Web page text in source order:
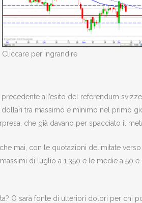
Cliccare per ingrandire
all’esito del referendum
tra massimo e minimo nel primo
che già davano per spacciato il
mai, con le quotazioni delimitate verso
di luglio a 1.350 e le medie a 50
O sarà fonte di ulteriori dolori per chi